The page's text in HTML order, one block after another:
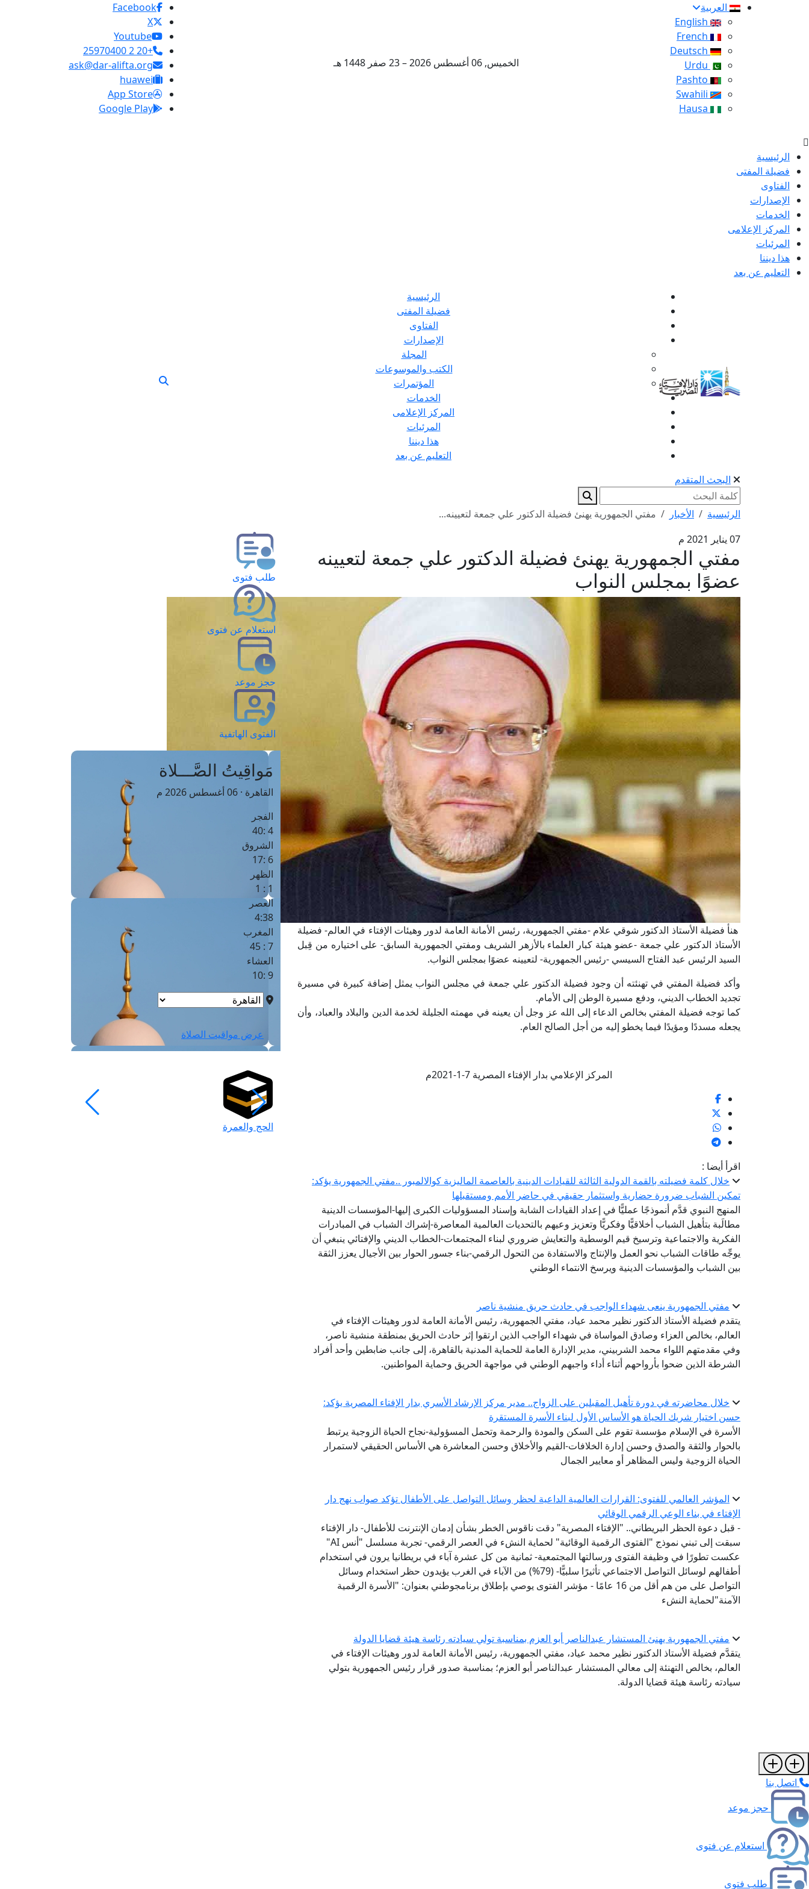
العربية
الخميس, 06 أغسطس 2026 – 23 صفر 1448 هـ
Facebook
X
Youtube
+20 2 25970400
ask@dar-alifta.org
huawei
App Store
Google Play
الرئيسية
فضيلة المفتى
الفتاوى
الإصدارات
الخدمات
المركز الإعلامى
المرئيات
هذا ديننا
التعليم عن بعد
الرئيسية
فضيلة المفتى
الفتاوى
الإصدارات
المجلة
الكتب والموسوعات
المؤتمرات
الخدمات
المركز الإعلامى
المرئيات
هذا ديننا
التعليم عن بعد
البحث المتقدم
الرئيسية الأخبار
مفتي الجمهورية يهنئ فضيلة الدكتور علي جمعة لتعيينه...
07 يناير 2021 م
مفتي الجمهورية يهنئ فضيلة الدكتور علي جمعة لتعيينه
عضوًا بمجلس النواب
هنأ فضيلة الأستاذ الدكتور شوقي علام -مفتي الجمهورية، رئيس الأمانة العامة لدور وهيئات الإفتاء في العالم- فضيلة
الأستاذ الدكتور علي جمعة -عضو هيئة كبار العلماء بالأزهر الشريف ومفتي الجمهورية السابق- على اختياره من قِبل
السيد الرئيس عبد الفتاح السيسي -رئيس الجمهورية- لتعيينه عضوًا بمجلس النواب.
وأكد فضيلة المفتي في تهنئته أن وجود فضيلة الدكتور علي جمعة في مجلس النواب يمثل إضافة كبيرة في مسيرة
تجديد الخطاب الديني، ودفع مسيرة الوطن إلى الأمام.
كما توجه فضيلة المفتي بخالص الدعاء إلى الله عز وجل أن يعينه في مهمته الجليلة لخدمة الدين والبلاد والعباد، وأن
يجعله مسددًا ومؤيدًا فيما يخطو إليه من أجل الصالح العام.
المركز الإعلامي بدار الإفتاء المصرية 7-1-2021م
اقرأ أيضا :
خلال كلمة فضيلته بالقمة الدولية الثالثة للقيادات الدينية بالعاصمة الماليزية كوالالمبور ..مفتي الجمهورية يؤكد:
تمكين الشباب ضرورة حضارية واستثمار حقيقي في حاضر الأمم ومستقبلها
المنهج النبوي قدَّم أنموذجًا عمليًّا في إعداد القيادات الشابة وإسناد المسؤوليات الكبرى إليها-المؤسسات الدينية
مطالَبة بتأهيل الشباب أخلاقيًّا وفكريًّا وتعزيز وعيهم بالتحديات العالمية المعاصرة-إشراك الشباب في المبادرات
الفكرية والاجتماعية وترسيخ قيم الوسطية والتعايش ضروري لبناء المجتمعات-الخطاب الديني والإفتائي ينبغي أن
يوجِّه طاقات الشباب نحو العمل والإنتاج والاستفادة من التحول الرقمي-بناء جسور الحوار بين الأجيال يعزز الثقة
بين الشباب والمؤسسات الدينية ويرسخ الانتماء الوطني
مفتي الجمهورية ينعى شهداء الواجب في حادث حريق منشية ناصر
يتقدم فضيلة الأستاذ الدكتور نظير محمد عياد، مفتي الجمهورية، رئيس الأمانة العامة لدور وهيئات الإفتاء في
العالم، بخالص العزاء وصادق المواساة في شهداء الواجب الذين ارتقوا إثر حادث الحريق بمنطقة منشية ناصر،
وفي مقدمتهم اللواء محمد الشربيني، مدير الإدارة العامة للحماية المدنية بالقاهرة، إلى جانب ضابطين وأحد أفراد
الشرطة الذين ضحوا بأرواحهم أثناء أداء واجبهم الوطني في مواجهة الحريق وحماية المواطنين.
خلال محاضرته في دورة تأهيل المقبلين على الزواج.. مدير مركز الإرشاد الأسري بدار الإفتاء المصرية يؤكد:
حسن اختيار شريك الحياة هو الأساس الأول لبناء الأسرة المستقرة
الأسرة في الإسلام مؤسسة تقوم على السكن والمودة والرحمة وتحمل المسؤولية-نجاح الحياة الزوجية يرتبط
بالحوار والثقة والصدق وحسن إدارة الخلافات-القيم والأخلاق وحسن المعاشرة هي الأساس الحقيقي لاستمرار
الحياة الزوجية وليس المظاهر أو معايير الجمال
المؤشر العالمي للفتوى: القرارات العالمية الداعية لحظر وسائل التواصل على الأطفال تؤكد صواب نهج دار
الإفتاء في بناء الوعي الرقمي الوقائي
- قبل دعوة الحظر البريطاني.. "الإفتاء المصرية" دقت ناقوس الخطر بشأن إدمان الإنترنت للأطفال- دار الإفتاء
سبقت إلى تبني نموذج "الفتوى الرقمية الوقائية" لحماية النشء في العصر الرقمي- تجربة مسلسل "أنس AI"
عكست تطورًا في وظيفة الفتوى ورسالتها المجتمعية- ثمانية من كل عشرة آباء في بريطانيا يرون في استخدام
أطفالهم لوسائل التواصل الاجتماعي تأثيرًا سلبيًّا- (79%) من الآباء في الغرب يؤيدون حظر استخدام وسائل
التواصل على من هم أقل من 16 عامًا - مؤشر الفتوى يوصي بإطلاق برنامجوطني بعنوان: "الأسرة الرقمية
الآمنة"لحماية النشء
مفتي الجمهورية يهنئ المستشار عبدالناصر أبو العزم بمناسبة تولي سيادته رئاسة هيئة قضايا الدولة
يتقدَّم فضيلة الأستاذ الدكتور نظير محمد عياد، مفتي الجمهورية، رئيس الأمانة العامة لدور وهيئات الإفتاء في
العالم، بخالص التهنئة إلى معالي المستشار عبدالناصر أبو العزم؛ بمناسبة صدور قرار رئيس الجمهورية بتولي
سيادته رئاسة هيئة قضايا الدولة.
طلب فتوى
استعلام عن فتوى
حجز موعد
الفتوى الهاتفية
مَواقِيتُ الصَّـــلاة
القاهرة · 06 أغسطس 2026 م
الفجر
4 :40
الشروق
6 :17
الظهر
1 : 1
العصر
4:38
المغرب
7 : 45
العشاء
9 :10
عرض مواقيت الصلاة
الحج والعمرة
اتصل بنا
حجز موعد
استعلام عن فتوى
طلب فتوى